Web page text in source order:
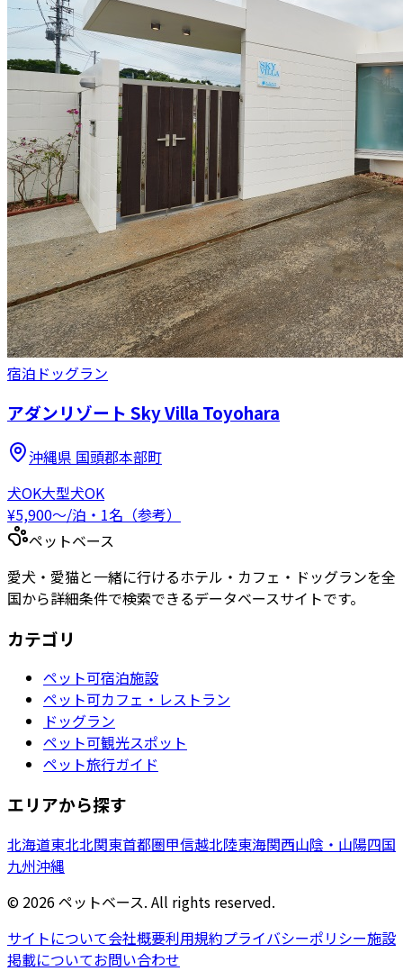
宿泊 ドッグラン
アダンリゾート Sky Villa Toyohara
沖縄県 国頭郡本部町
犬OK大型犬OK
¥5,900〜/泊・1名（参考）
ペットベース
愛犬・愛猫と一緒に行けるホテル・カフェ・ドッグランを全
国から詳細条件で検索できるデータベースサイトです。
カテゴリ
ペット可宿泊施設
ペット可カフェ・レストラン
ドッグラン
ペット可観光スポット
ペット旅行ガイド
エリアから探す
北海道東北北関東首都圏甲信越北陸東海関西山陰・山陽四国
九州沖縄
© 2026ペットベース. All rights reserved.
サイトについて会社概要利用規約プライバシーポリシー施設
掲載についてお問い合わせ